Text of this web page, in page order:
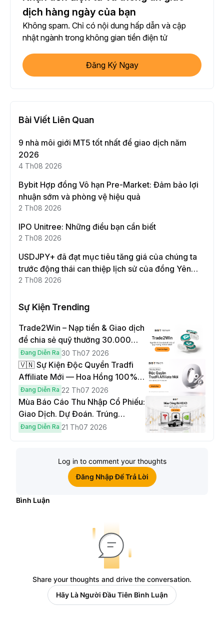
dịch hàng ngày của bạn
Không spam. Chỉ có nội dung hấp dẫn và cập
nhật ngành trong không gian tiền điện tử
Đăng Ký Ngay
Bài Viết Liên Quan
9 nhà môi giới MT5 tốt nhất để giao dịch năm
2026
4 Th08 2026
Bybit Hợp đồng Vô hạn Pre-Market: Đảm bảo lợi
nhuận sớm và phòng vệ hiệu quả
2 Th08 2026
IPO Unitree: Những điều bạn cần biết
2 Th08 2026
USDJPY+ đã đạt mục tiêu tăng giá của chúng ta
trước động thái can thiệp lịch sử của đồng Yên
Nhật!
2 Th08 2026
Sự Kiện Trending
Trade2Win – Nạp tiền & Giao dịch
để chia sẻ quỹ thưởng 30.000
USDT
Đang Diễn Ra 30 Th07 2026
🇻🇳 Sự Kiện Độc Quyền Tradfi
Affiliate Mới — Hoa Hồng 100% &
Hoàn Phí Qua Đêm
Đang Diễn Ra 22 Th07 2026
Mùa Báo Cáo Thu Nhập Cổ Phiếu:
Giao Dịch. Dự Đoán. Trúng
Cybertruck!
Đang Diễn Ra 21 Th07 2026
Log in to comment your thoughts
Đăng Nhập Để Trả Lời
Bình Luận
Share your thoughts and drive the conversation.
Hãy Là Người Đầu Tiên Bình Luận